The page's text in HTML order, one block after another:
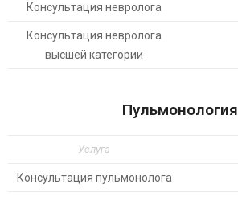
Консультация невролога
Консультация невролога
высшей категории
Пульмонология
Услуга
Консультация пульмонолога